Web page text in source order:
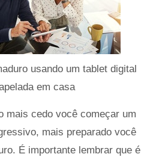
usando um tablet digital
em casa
mais cedo você começar um
mais preparado você
É importante lembrar que é